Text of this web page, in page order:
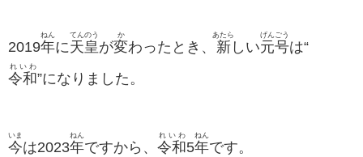
2019年
ねん
に天皇
てんのう
が変
か
わったとき、 新
あたら
しい元号
げんごう
は“
令和
れいわ
”になりました。
今
いま
は2023年
ねん
ですから、 令和
れいわ
5年
ねん
です。